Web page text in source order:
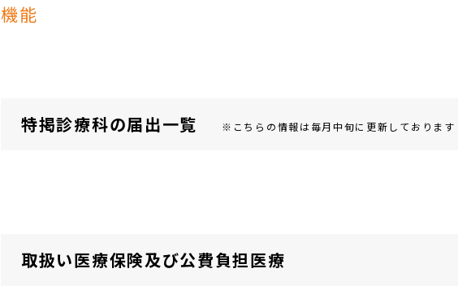
機能
特掲診療科の届出⼀覧 ※こちらの情報は毎月中旬に更新しております
取扱い医療保険及び公費負担医療